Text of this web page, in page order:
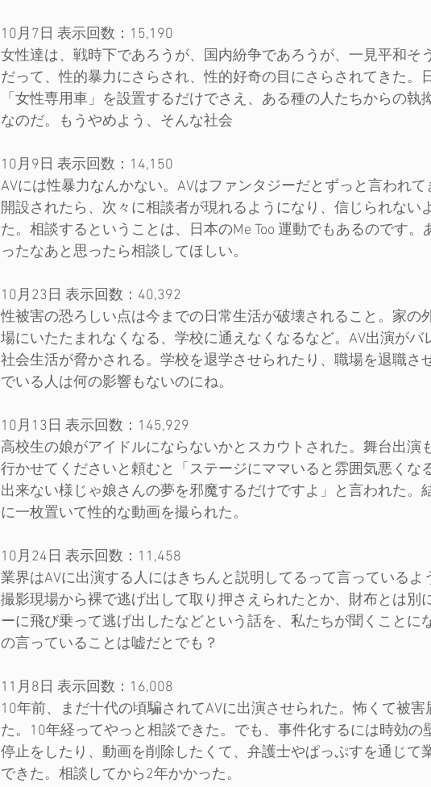
10月7日 表示回数：15,190
女性達は、戦時下であろうが、国内紛争であろうが、一見平和そ
だって、性的暴力にさらされ、性的好奇の目にさらされてきた。
「女性専用車」を設置するだけでさえ、ある種の人たちからの執
なのだ。もうやめよう、そんな社会
10月9日 表示回数：14,150
AVには性暴力なんかない。AVはファンタジーだとずっと言われ
開設されたら、次々に相談者が現れるようになり、信じられない
た。相談するということは、日本のMe Too 運動でもあるのです。
ったなあと思ったら相談してほしい。
10月23日 表示回数：40,392
性被害の恐ろしい点は今までの日常生活が破壊されること。家の
場にいたたまれなくなる、学校に通えなくなるなど。AV出演がバ
社会生活が脅かされる。学校を退学させられたり、職場を退職さ
でいる人は何の影響もないのにね。
10月13日 表示回数：145,929
高校生の娘がアイドルにならないかとスカウトされた。舞台出演
行かせてくださいと頼むと「ステージにママいると雰囲気悪くな
出来ない様じゃ娘さんの夢を邪魔するだけですよ」と言われた。
に一枚置いて性的な動画を撮られた。
10月24日 表示回数：11,458
業界はAVに出演する人にはきちんと説明してるって言っているよ
撮影現場から裸で逃げ出して取り押さえられたとか、財布とは別
ーに飛び乗って逃げ出したなどという話を、私たちが聞くことに
の言っていることは嘘だとでも？
11月8日 表示回数：16,008
10年前、まだ十代の頃騙されてAVに出演させられた。怖くて被
た。10年経ってやっと相談できた。でも、事件化するには時効の
停止をしたり、動画を削除したくて、弁護士やぱっぷすを通じて
できた。相談してから2年かかった。